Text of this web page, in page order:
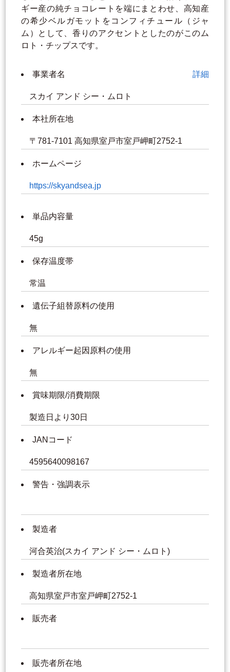
ギー産の純チョコレートを端にまとわせ、高知産
の希少ベルガモットをコンフィチュール（ジャ
ム）として、香りのアクセントとしたのがこのム
ロト・チップスです。
事業者名 詳細
スカイ アンド シー・ムロト
本社所在地
〒781-7101 高知県室戸市室戸岬町2752-1
ホームページ
https://skyandsea.jp
単品内容量
45g
保存温度帯
常温
遺伝子組替原料の使用
無
アレルギー起因原料の使用
無
賞味期限/消費期限
製造日より30日
JANコード
4595640098167
警告・強調表示
製造者
河合英治(スカイ アンド シー・ムロト)
製造者所在地
高知県室戸市室戸岬町2752-1
販売者
販売者所在地